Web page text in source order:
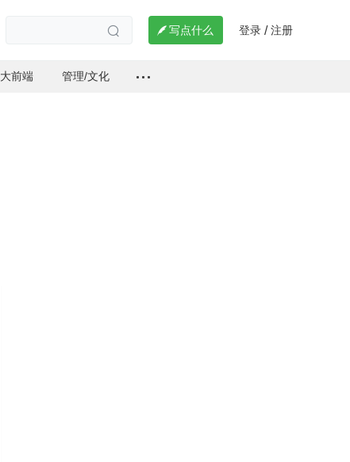
  写点什么 登录 / 注册
大前端 管理/文化